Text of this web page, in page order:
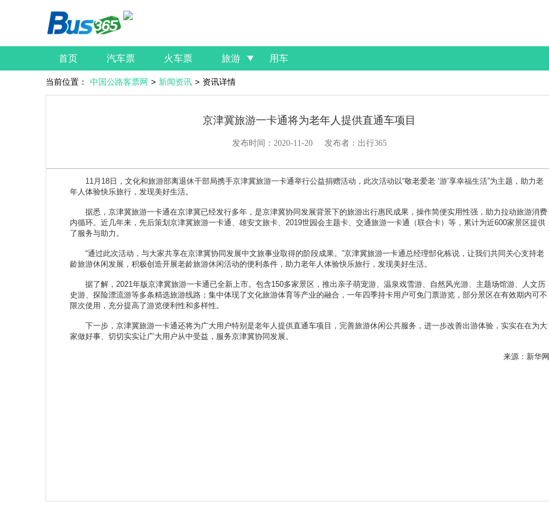
首页 汽车票 火车票 旅游 用车
当前位置： 中国公路客票网 > 新闻资讯 > 资讯详情
京津冀旅游一卡通将为老年人提供直通车项目
发布时间： 2020-11-20发布者：出行365
11月18日，文化和旅游部离退休干部局携手京津冀旅游一卡通举行公益捐赠活动，此次活动以“敬老爱老 ‘游’享幸福生活”为主题，助力老
年人体验快乐旅行，发现美好生活。
据悉，京津冀旅游一卡通在京津冀已经发行多年，是京津冀协同发展背景下的旅游出行惠民成果，操作简便实用性强，助力拉动旅游消费
内循环。近几年来，先后策划京津冀旅游一卡通、雄安文旅卡、2019世园会主题卡、交通旅游一卡通（联合卡）等，累计为近600家景区提供
了服务与助力。
“通过此次活动，与大家共享在京津冀协同发展中文旅事业取得的阶段成果。”京津冀旅游一卡通总经理郜化栋说，让我们共同关心支持老
龄旅游休闲发展，积极创造开展老龄旅游休闲活动的便利条件，助力老年人体验快乐旅行，发现美好生活。
据了解，2021年版京津冀旅游一卡通已全新上市。包含150多家景区，推出亲子萌宠游、温泉戏雪游、自然风光游、主题场馆游、人文历
史游、探险漂流游等多条精选旅游线路；集中体现了文化旅游体育等产业的融合，一年四季持卡用户可免门票游览，部分景区在有效期内可不
限次使用，充分提高了游览便利性和多样性。
下一步，京津冀旅游一卡通还将为广大用户特别是老年人提供直通车项目，完善旅游休闲公共服务，进一步改善出游体验，实实在在为大
家做好事、切切实实让广大用户从中受益，服务京津冀协同发展。
来源：新华网